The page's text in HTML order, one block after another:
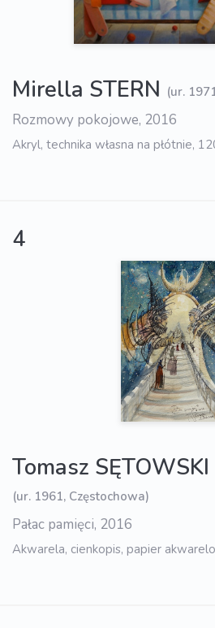
Mirella STERN (ur.
Rozmowy pokojowe, 2016
Akryl, technika własna na płótnie,
4
Tomasz SĘTOWSKI
(ur. 1961, Częstochowa)
Pałac pamięci, 2016
Akwarela, cienkopis, papier